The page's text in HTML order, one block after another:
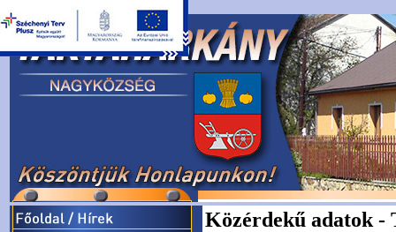
Közérdekű adatok -